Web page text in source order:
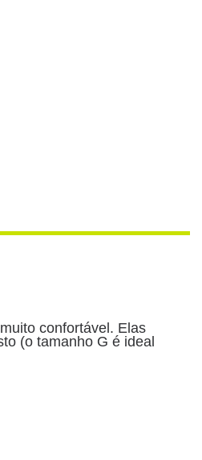
confortável. Elas
(o tamanho G é ideal